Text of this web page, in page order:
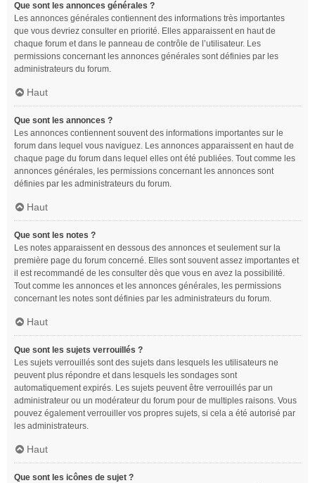
Que sont les annonces générales ?
Les annonces générales contiennent des informations très importantes
que vous devriez consulter en priorité. Elles apparaissent en haut de
chaque forum et dans le panneau de contrôle de l’utilisateur. Les
permissions concernant les annonces générales sont définies par les
administrateurs du forum.
Haut
Que sont les annonces ?
Les annonces contiennent souvent des informations importantes sur le
forum dans lequel vous naviguez. Les annonces apparaissent en haut de
chaque page du forum dans lequel elles ont été publiées. Tout comme les
annonces générales, les permissions concernant les annonces sont
définies par les administrateurs du forum.
Haut
Que sont les notes ?
Les notes apparaissent en dessous des annonces et seulement sur la
première page du forum concerné. Elles sont souvent assez importantes et
il est recommandé de les consulter dès que vous en avez la possibilité.
Tout comme les annonces et les annonces générales, les permissions
concernant les notes sont définies par les administrateurs du forum.
Haut
Que sont les sujets verrouillés ?
Les sujets verrouillés sont des sujets dans lesquels les utilisateurs ne
peuvent plus répondre et dans lesquels les sondages sont
automatiquement expirés. Les sujets peuvent être verrouillés par un
administrateur ou un modérateur du forum pour de multiples raisons. Vous
pouvez également verrouiller vos propres sujets, si cela a été autorisé par
les administrateurs.
Haut
Que sont les icônes de sujet ?